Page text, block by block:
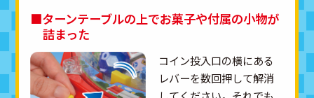
■ターンテーブルの上でお菓子や付属の小物が
詰まった
コイン投入口の横にある
レバーを数回押して解消